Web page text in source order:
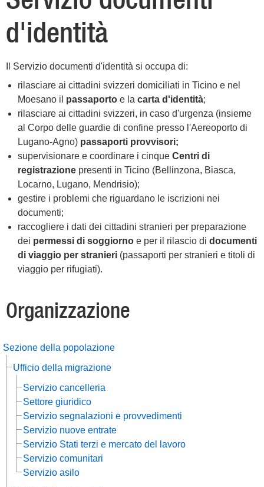
d'identità
Il Servizio documenti d'identità si occupa di:
rilasciare ai cittadini svizzeri domiciliati in Ticino e nel
Moesano il passaporto e la carta d'identità;
rilasciare ai cittadini svizzeri, in caso d'urgenza (insieme
al Corpo delle guardie di confine presso l'Aereoporto di
Lugano-Agno) passaporti provvisori;
supervisionare e coordinare i cinque Centri di
registrazione presenti in Ticino (Bellinzona, Biasca,
Locarno, Lugano, Mendrisio);
gestire i problemi che riguardano le iscrizioni nei
documenti;
raccogliere i dati dei cittadini stranieri per preparazione
dei permessi di soggiorno e per il rilascio di documenti
di viaggio per stranieri (passaporti per stranieri e titoli di
viaggio per rifugiati).
Organizzazione
Sezione della popolazione
Ufficio della migrazione
Servizio cancelleria
Settore giuridico
Servizio segnalazioni e provvedimenti
Servizio nuove entrate
Servizio Stati terzi e mercato del lavoro
Servizio comunitari
Servizio asilo